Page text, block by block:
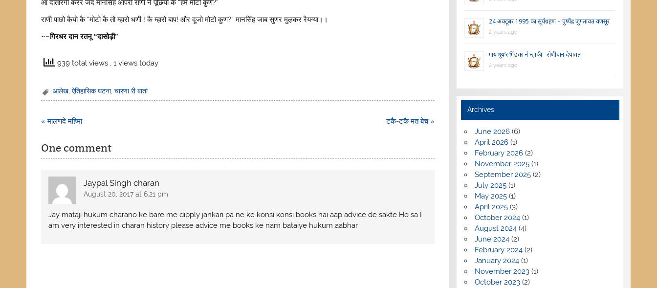
आ दातारगी करर जद मानसिंह आपरी राणी नै पूछियो कै “हमें मोटो कुण?”
राणी पाछो कैयो कै “मोटो कै तो म्हारो धणी ! कै म्हारो बाप! और दूजो मोटो कुण?” मानसिंह जाब सुणर मुल़कर रैयग्या।।
~~गिरधर दान रतनू “दासोड़ी”
939 total views , 1 views today
आलेख,ऐतिहासिक घटना,चारणा री बातां
Post
« मालणदे महिमा टकै-टकै मत बेच »
One comment
Jaypal Singh charan
August 20, 2017 at 6:21 pm
Jay mataji hukum charano ke bare me dipply jankari pa ne ke konsi konsi books hai aap advice de sakte Ho sa I
am very interested in charan history please advice me books ke nam bataiye hukum aabhar
24 अक्टूबर 1995 का सूर्यग्रहण – पुष्पेंद्र जुगतावत वणसूर
2 years ago
गाय दूय’र गिंडकां ने न्हाकी – सेणीदान देपावत
2 years ago
Archives
June 2026(6)
April 2026(1)
February 2026(2)
November 2025(1)
September 2025(2)
July 2025(1)
May 2025(1)
April 2025(3)
October 2024(1)
August 2024(4)
June 2024(2)
February 2024(2)
January 2024(1)
November 2023(1)
October 2023(2)